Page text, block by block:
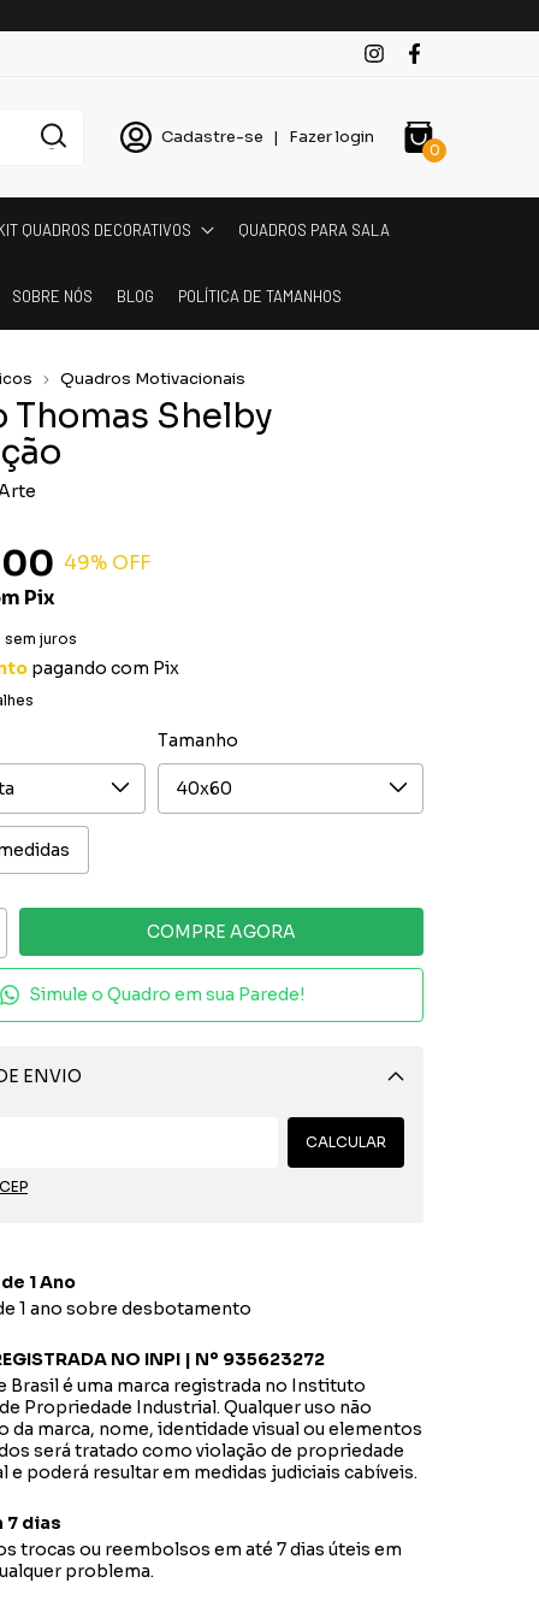
Cadastre-se | Fazer login
0
QUADROS DECORATIVOS QUADROS PARA SALA
SOBRE NÓS BLOG POLÍTICA DE TAMANHOS
Quadros Motivacionais
Thomas Shelby
49% OFF
Pix
sem juros
pagando com Pix
Tamanho
Simule o Quadro em sua Parede!
ENVIO
Alterar CEP
CALCULAR
1 Ano
1 ano sobre desbotamento
NO INPI | Nº 935623272
Brasil é uma marca registrada no Instituto
Propriedade Industrial. Qualquer uso não
da marca, nome, identidade visual ou elementos
será tratado como violação de propriedade
e poderá resultar em medidas judiciais cabíveis.
7 dias
trocas ou reembolsos em até 7 dias úteis em
problema.